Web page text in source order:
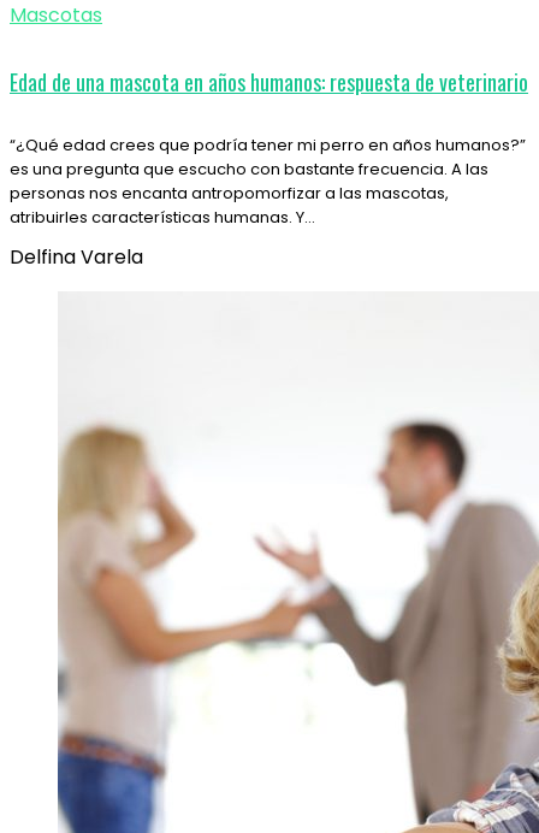
Mascotas
Edad de una mascota en años humanos: respuesta de veterinario
“¿Qué edad crees que podría tener mi perro en años humanos?”
es una pregunta que escucho con bastante frecuencia. A las
personas nos encanta antropomorfizar a las mascotas,
atribuirles características humanas. Y…
Delfina Varela